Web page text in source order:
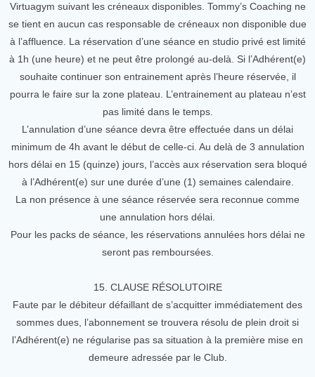
Virtuagym suivant les créneaux disponibles. Tommy’s Coaching ne
se tient en aucun cas responsable de créneaux non disponible due
à l’affluence. La réservation d’une séance en studio privé est limité
à 1h (une heure) et ne peut être prolongé au-delà. Si l’Adhérent(e)
souhaite continuer son entrainement après l’heure réservée, il
pourra le faire sur la zone plateau. L’entrainement au plateau n’est
pas limité dans le temps.
L’annulation d’une séance devra être effectuée dans un délai
minimum de 4h avant le début de celle-ci. Au delà de 3 annulation
hors délai en 15 (quinze) jours, l’accès aux réservation sera bloqué
à l’Adhérent(e) sur une durée d’une (1) semaines calendaire.
La non présence à une séance réservée sera reconnue comme
une annulation hors délai.
Pour les packs de séance, les réservations annulées hors délai ne
seront pas remboursées.
15. CLAUSE RÉSOLUTOIRE
Faute par le débiteur défaillant de s’acquitter immédiatement des
sommes dues, l’abonnement se trouvera résolu de plein droit si
l’Adhérent(e) ne régularise pas sa situation à la première mise en
demeure adressée par le Club.